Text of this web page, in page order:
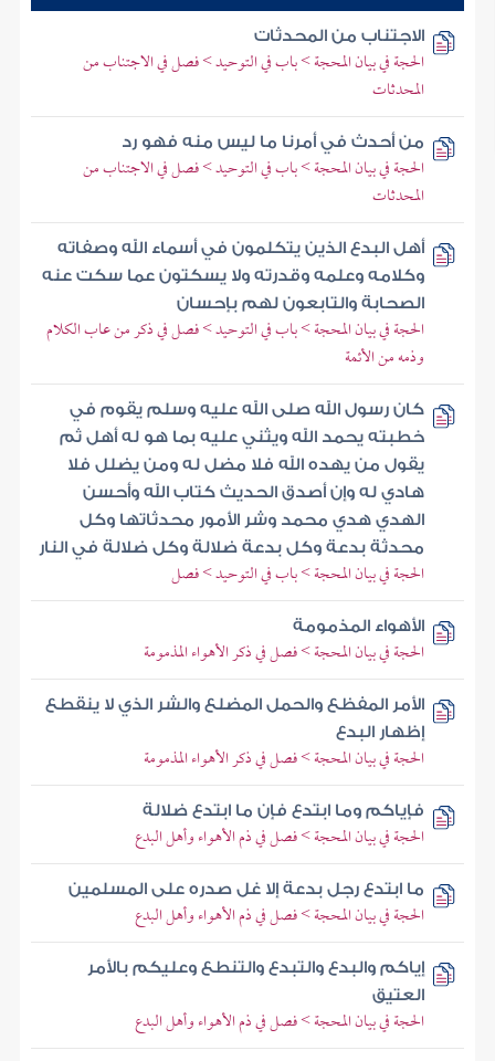
الاجتناب من المحدثات
الحجة في بيان المحجة > باب في التوحيد > فصل في الاجتناب من
المحدثات
من أحدث في أمرنا ما ليس منه فهو رد
الحجة في بيان المحجة > باب في التوحيد > فصل في الاجتناب من
المحدثات
أهل البدع الذين يتكلمون في أسماء الله وصفاته
وكلامه وعلمه وقدرته ولا يسكتون عما سكت عنه
الصحابة والتابعون لهم بإحسان
الحجة في بيان المحجة > باب في التوحيد > فصل في ذكر من عاب الكلام
وذمه من الأئمة
كان رسول الله صلى الله عليه وسلم يقوم في
خطبته يحمد الله ويثني عليه بما هو له أهل ثم
يقول من يهده الله فلا مضل له ومن يضلل فلا
هادي له وإن أصدق الحديث كتاب الله وأحسن
الهدي هدي محمد وشر الأمور محدثاتها وكل
محدثة بدعة وكل بدعة ضلالة وكل ضلالة في النار
الحجة في بيان المحجة > باب في التوحيد > فصل
الأهواء المذمومة
الحجة في بيان المحجة > فصل في ذكر الأهواء المذمومة
الأمر المفظع والحمل المضلع والشر الذي لا ينقطع
إظهار البدع
الحجة في بيان المحجة > فصل في ذكر الأهواء المذمومة
فإياكم وما ابتدع فإن ما ابتدع ضلالة
الحجة في بيان المحجة > فصل في ذم الأهواء وأهل البدع
ما ابتدع رجل بدعة إلا غل صدره على المسلمين
الحجة في بيان المحجة > فصل في ذم الأهواء وأهل البدع
إياكم والبدع والتبدع والتنطع وعليكم بالأمر
العتيق
الحجة في بيان المحجة > فصل في ذم الأهواء وأهل البدع